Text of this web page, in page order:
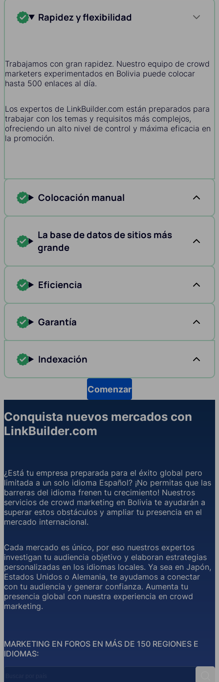
Rapidez y flexibilidad
Trabajamos con gran rapidez. Nuestro equipo de crowd
marketers experimentados en Bolivia puede colocar
hasta 500 enlaces al día.
Los expertos de LinkBuilder.com están preparados para
trabajar con los temas y requisitos más complejos,
ofreciendo un alto nivel de control y máxima eficacia en
la promoción.
Colocación manual
La base de datos de sitios más
grande
Eficiencia
Garantía
Indexación
Comenzar
Conquista nuevos mercados con
LinkBuilder.com
MARKETING EN FOROS EN MÁS DE 150 REGIONES E
IDIOMAS:
¿Está tu empresa preparada para el éxito global pero
limitada a un solo idioma Español? ¡No permitas que las
barreras del idioma frenen tu crecimiento! Nuestros
servicios de crowd marketing en Bolivia te ayudarán a
superar estos obstáculos y ampliar tu presencia en el
mercado internacional.
Cada mercado es único, por eso nuestros expertos
investigan tu audiencia objetivo y elaboran estrategias
personalizadas en los idiomas locales. Ya sea en Japón,
Estados Unidos o Alemania, te ayudamos a conectar
con tu audiencia y generar confianza. Aumenta tu
presencia global con nuestra experiencia en crowd
marketing.